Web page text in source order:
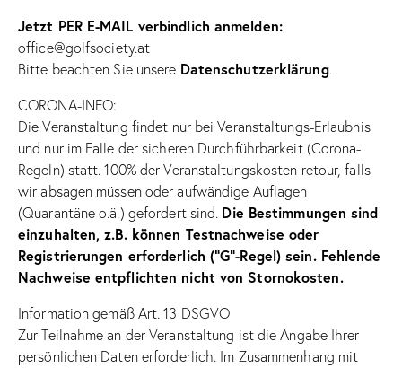
Jetzt PER E-MAIL verbindlich anmelden:
office@golfsociety.at
Bitte beachten Sie unsere Datenschutzerklärung.
CORONA-INFO:
Die Veranstaltung findet nur bei Veranstaltungs-Erlaubnis
und nur im Falle der sicheren Durchführbarkeit (Corona-
Regeln) statt. 100% der Veranstaltungskosten retour, falls
wir absagen müssen oder aufwändige Auflagen
(Quarantäne o.ä.) gefordert sind. Die Bestimmungen sind
einzuhalten, z.B. können Testnachweise oder
Registrierungen erforderlich (“G”-Regel) sein. Fehlende
Nachweise entpflichten nicht von Stornokosten.
Information gemäß Art. 13 DSGVO
Zur Teilnahme an der Veranstaltung ist die Angabe Ihrer
persönlichen Daten erforderlich. Im Zusammenhang mit